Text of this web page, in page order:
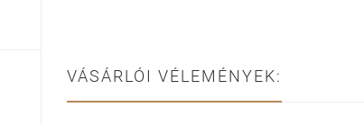
VÁSÁRLÓI VÉLEMÉNYEK: